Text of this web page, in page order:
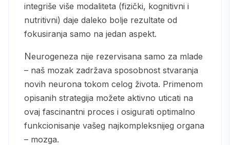
integriše više modaliteta (fizički, kognitivni i
nutritivni) daje daleko bolje rezultate od
fokusiranja samo na jedan aspekt.
Neurogeneza nije rezervisana samo za mlade
– naš mozak zadržava sposobnost stvaranja
novih neurona tokom celog života. Primenom
opisanih strategija možete aktivno uticati na
ovaj fascinantni proces i osigurati optimalno
funkcionisanje vašeg najkompleksnijeg organa
– mozga.